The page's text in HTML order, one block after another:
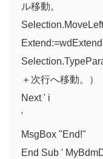
ル移動。
＋次行へ移動。）
Next ' i
'
MsgBox "End!"
End Sub '